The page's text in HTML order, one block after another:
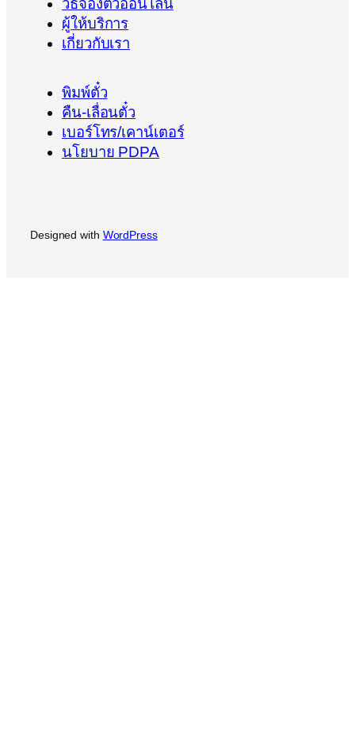
วิธีจองตั๋วออนไลน์
ผู้ให้บริการ
เกี่ยวกับเรา
พิมพ์ตั๋ว
คืน-เลื่อนตั๋ว
เบอร์โทร/เคาน์เตอร์
นโยบาย PDPA
Designed with WordPress